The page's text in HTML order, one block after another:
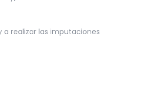
realizar las imputaciones